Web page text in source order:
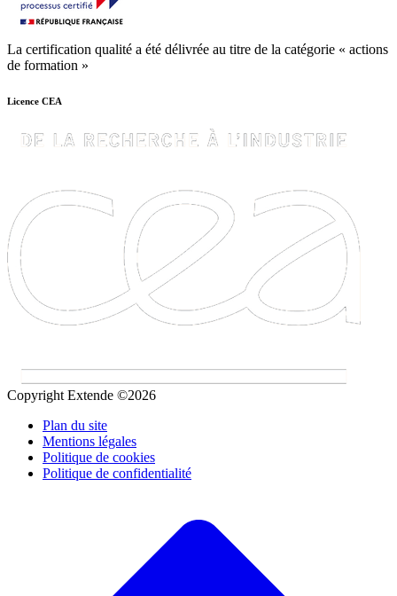
La certification qualité a été délivrée au titre de la catégorie « actions
de formation »
Licence CEA
Copyright Extende ©2026
Plan du site
Mentions légales
Politique de cookies
Politique de confidentialité